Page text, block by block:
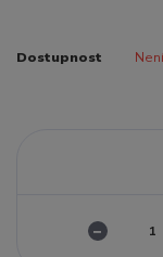
Dostupnost